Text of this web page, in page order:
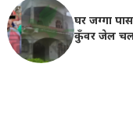
घर जग्गा
कुँवर जेल